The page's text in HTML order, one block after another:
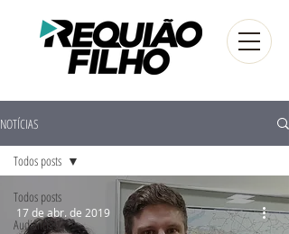
NOTÍCIAS
Todos posts
Audiências
Todos posts
17 de abr. de 2019